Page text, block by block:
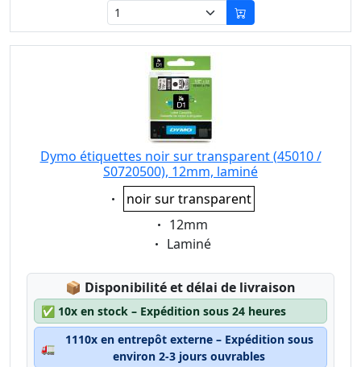
Dymo étiquettes noir sur transparent (45010 /
S0720500), 12mm, laminé
Eigenschaft:
noir sur transparent
Eigenschaft:
12mm
Eigenschaft:
Laminé
📦 Lagerstatus:
Disponibilité et délai de livraison
✅ 10x en stock – Expédition sous 24 heures
🚛
1110x en entrepôt externe – Expédition sous
environ 2-3 jours ouvrables